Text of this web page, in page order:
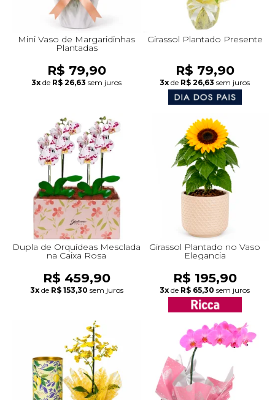
Mini Vaso de Margaridinhas
Plantadas
R$ 79,90
3x de R$ 26,63 sem juros
Girassol Plantado Presente
R$ 79,90
3x de R$ 26,63 sem juros
Dupla de Orquídeas Mesclada
na Caixa Rosa
R$ 459,90
3x de R$ 153,30 sem juros
Girassol Plantado no Vaso
Elegancia
R$ 195,90
3x de R$ 65,30 sem juros